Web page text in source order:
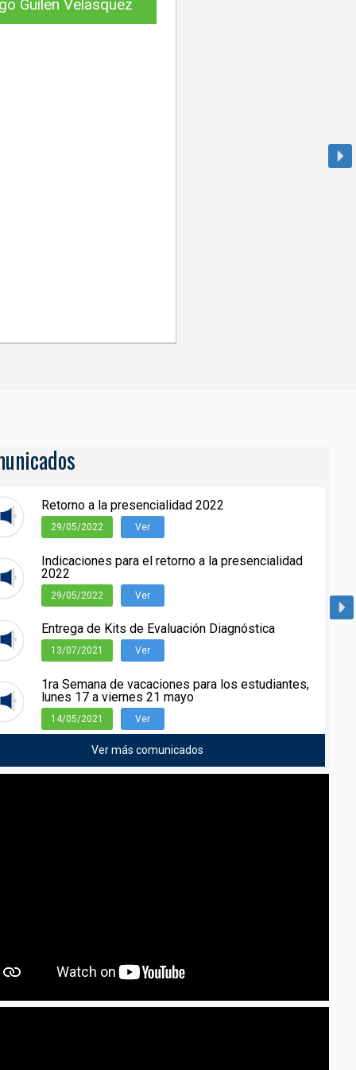
Guilen Velasquez
Retorno a la presencialidad 2022
29/05/2022 Ver
Indicaciones para el retorno a la presencialidad
2022
29/05/2022 Ver
Entrega de Kits de Evaluación Diagnóstica
13/07/2021 Ver
1ra Semana de vacaciones para los estudiantes,
lunes 17 a viernes 21 mayo
14/05/2021 Ver
Ver más comunicados